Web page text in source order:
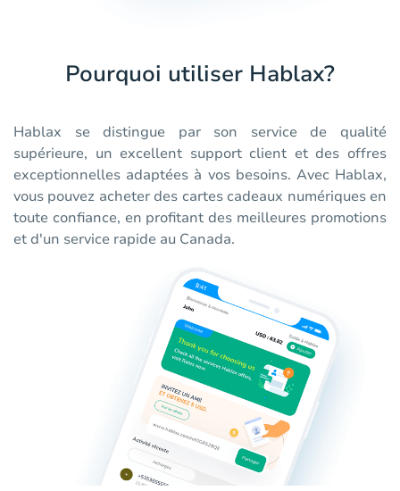
Pourquoi utiliser Hablax?
Hablax se distingue par son service de qualité
supérieure, un excellent support client et des offres
exceptionnelles adaptées à vos besoins. Avec Hablax,
vous pouvez acheter des cartes cadeaux numériques en
toute confiance, en profitant des meilleures promotions
et d'un service rapide au Canada.